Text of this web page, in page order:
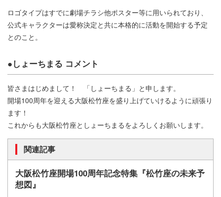
ロゴタイプはすでに劇場チラシ他ポスター等に用いられており、
公式キャラクターは愛称決定と共に本格的に活動を開始する予定
とのこと。
●しょーちまる コメント
皆さまはじめまして！ 「しょーちまる」と申します。
開場100周年を迎える大阪松竹座を盛り上げていけるように頑張り
ます！
これからも大阪松竹座としょーちまるをよろしくお願いします。
関連記事
大阪松竹座開場100周年記念特集『松竹座の未来予
想図』